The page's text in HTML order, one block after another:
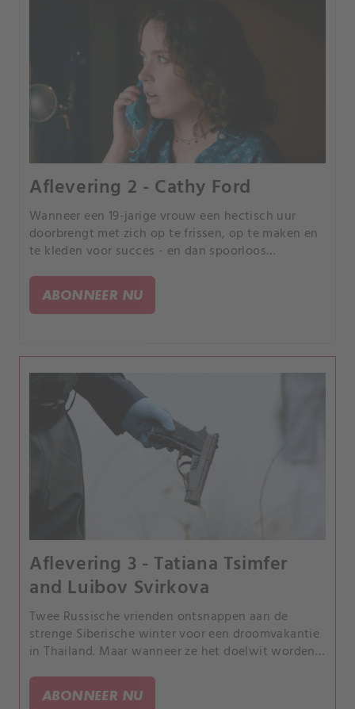
Aflevering 2 - Cathy Ford
Wanneer een 19-jarige vrouw een hectisch uur
doorbrengt met zich op te frissen, op te maken en
te kleden voor succes - en dan spoorloos
verband houdt met een reeks mysterieuze
telefoontjes.
ABONNEER NU
Aflevering 3 - Tatiana Tsimfer
and Luibov Svirkova
Twee Russische vrienden ontsnappen aan de
strenge Siberische winter voor een droomvakantie
in Thailand. Maar wanneer ze het doelwit worden
om het moordwapen en de moordenaar te vinden!.
ABONNEER NU